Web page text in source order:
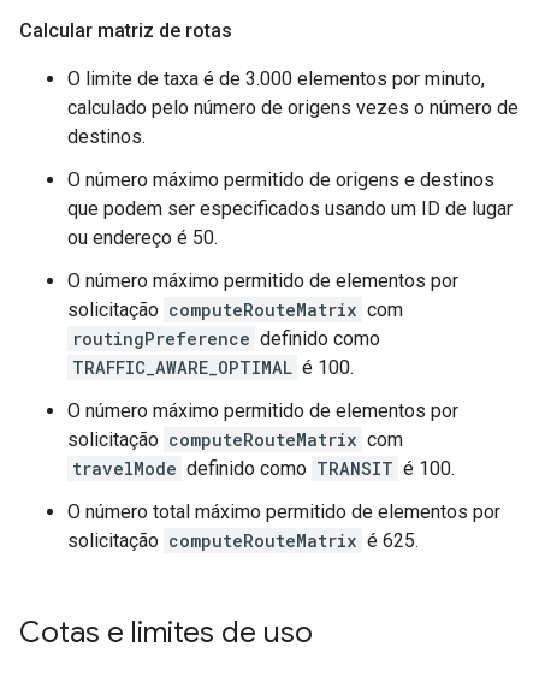
Calcular matriz de rotas
O limite de taxa é de 3.000 elementos por minuto,
calculado pelo número de origens vezes o número de
destinos.
O número máximo permitido de origens e destinos
que podem ser especificados usando um ID de lugar
ou endereço é 50.
O número máximo permitido de elementos por
solicitação computeRouteMatrix com
routingPreference definido como
TRAFFIC_AWARE_OPTIMAL é 100.
O número máximo permitido de elementos por
solicitação computeRouteMatrix com
travelMode definido como TRANSIT é 100.
O número total máximo permitido de elementos por
solicitação computeRouteMatrix é 625.
Cotas e limites de uso